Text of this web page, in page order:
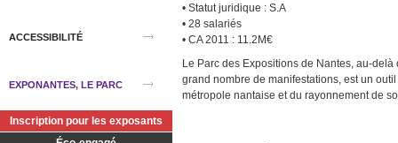
ACCESSIBILITÉ
EXPONANTES, LE PARC
Inscription pour les exposants
• Statut juridique : S.A
• 28 salariés
• CA 2011 : 11.2M€
Le Parc des Expositions de Nantes, au-delà
grand nombre de manifestations, est un
métropole nantaise et du rayonnement de